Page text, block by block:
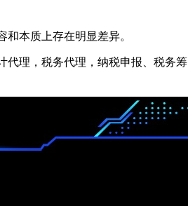
和本质上存在明显差异。
理，税务代理，纳税申报、税务筹